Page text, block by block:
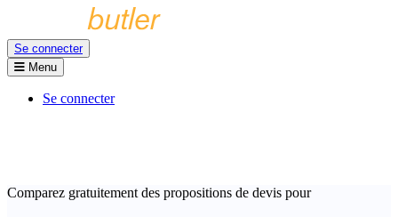
Se connecter
Menu
Se connecter
Comparez gratuitement des propositions de devis pour